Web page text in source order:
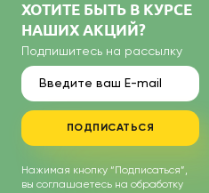
ХОТИТЕ БЫТЬ В КУРСЕ
НАШИХ АКЦИЙ?
Подпишитесь на рассылку
ПОДПИСАТЬСЯ
Нажимая кнопку “Подписаться”,
вы соглашаетесь на обработку